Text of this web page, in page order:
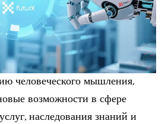
человеческого мышления,
возможности в сфере
наследования знаний и